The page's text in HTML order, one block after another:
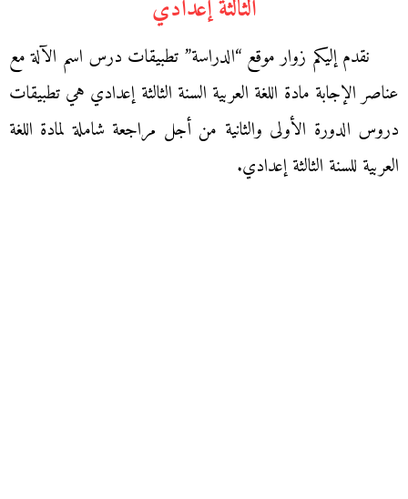
الثالثة إعدادي
نقدم إليكم زوار موقع “الدراسة” تطبيقات درس اسم الآلة مع
عناصر الإجابة مادة اللغة العربية السنة الثالثة إعدادي هي تطبيقات
دروس الدورة الأولى والثانية من أجل مراجعة شاملة لمادة اللغة
العربية للسنة الثالثة إعدادي.